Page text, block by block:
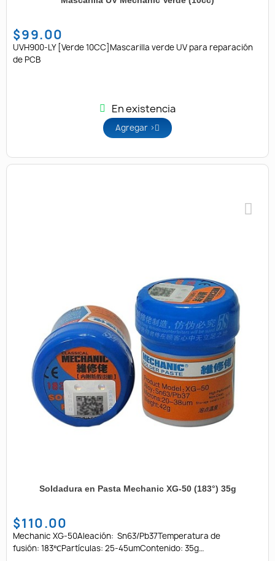
Agregar >
$99.00
UVH900-LY [Verde 10CC]Mascarilla verde UV para reparación
de PCB
En existencia
Soldadura en Pasta Mechanic XG-50 (183°) 35g
$110.00
Mechanic XG-50Aleación: Sn63/Pb37Temperatura de
fusión: 183℃Partículas: 25-45umContenido: 35g